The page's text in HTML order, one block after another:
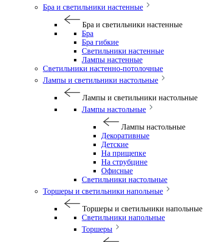
Бра и светильники настенные
Бра и светильники настенные
Бра
Бра гибкие
Светильники настенные
Лампы настенные
Светильники настенно-потолочные
Лампы и светильники настольные
Лампы и светильники настольные
Лампы настольные
Лампы настольные
Декоративные
Детские
На прищепке
На струбцине
Офисные
Светильники настольные
Торшеры и светильники напольные
Торшеры и светильники напольные
Светильники напольные
Торшеры